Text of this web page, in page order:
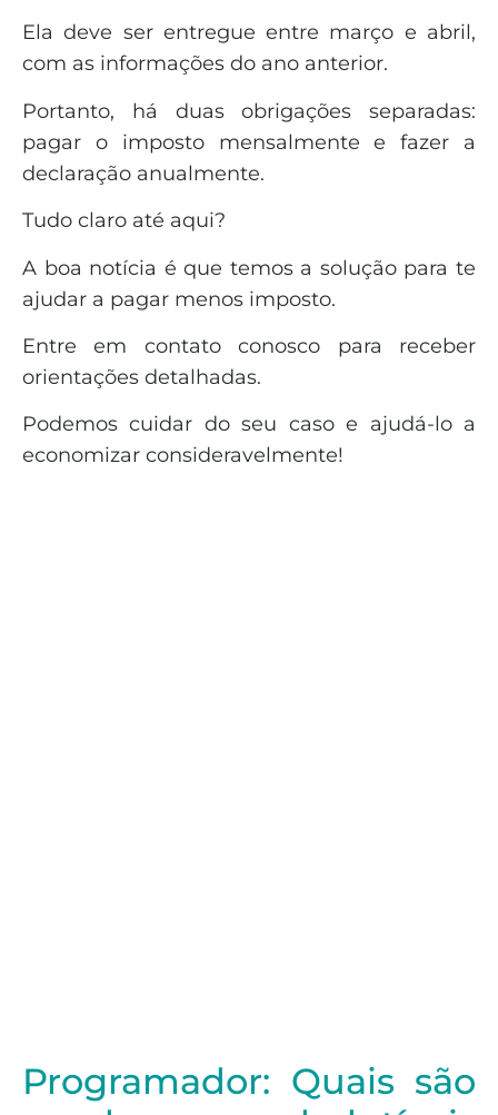
Ela deve ser entregue entre março e abril,
com as informações do ano anterior.
Portanto, há duas obrigações separadas:
pagar o imposto mensalmente e fazer a
declaração anualmente.
Tudo claro até aqui?
A boa notícia é que temos a solução para te
ajudar a pagar menos imposto.
Entre em contato conosco para receber
orientações detalhadas.
Podemos cuidar do seu caso e ajudá-lo a
economizar consideravelmente!
Programador: Quais são